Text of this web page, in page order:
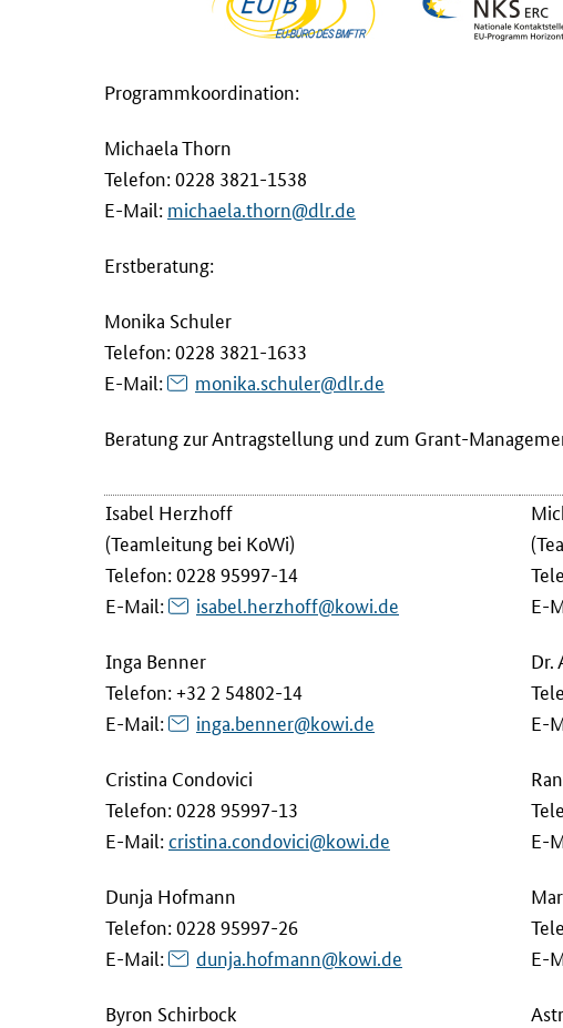
c
e
n
F
r
c
h
u
g
r
a
t
E
C
w
r
d
g
m
e
i
s
Programmkoordination:
Michaela Thorn
Telefon: 0228 3821-1538
E-Mail: michaela.thorn@dlr.de
Erstberatung:
Monika Schuler
Telefon: 0228 3821-1633
E-Mail: monika.schuler@dlr.de
Beratung zur Antragstellung und zum Grant-
Isabel Herzhoff
(Teamleitung bei KoWi)
Telefon: 0228 95997-14
E-Mail: isabel.herzhoff@kowi.de
Inga Benner
Telefon: +32 2 54802-14
E-Mail: inga.benner@kowi.de
Cristina Condovici
Telefon: 0228 95997-13
E-Mail:cristina.condovici@kowi.de
Dunja Hofmann
Telefon: 0228 95997-26
E-Mail: dunja.hofmann@kowi.de
Byron Schirbock
E-
Dr.
E-
E-
E-